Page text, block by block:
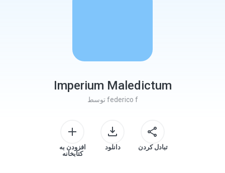
Imperium Maledictum
توسط federico f
افزودن به
کتابخانه
دانلود تبادل کردن